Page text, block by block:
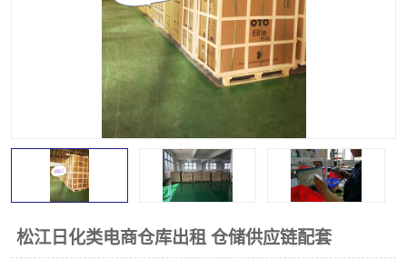
松江日化类电商仓库出租 仓储供应链配套
上海电商代发货仓库
上海托管仓库